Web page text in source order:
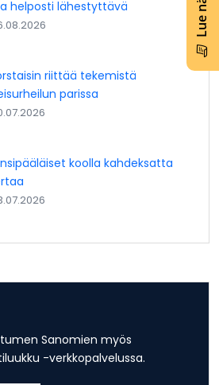
helposti lähestyttävä
riittää tekemistä
parissa
koolla kahdeksatta
Sanomien myös
-verkkopalvelussa.